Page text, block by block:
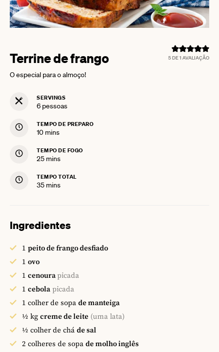
5DE 1 AVALIAÇÃO
Terrine de frango
O especial para o almoço!
SERVINGS
6 pessoas
TEMPO DE PREPARO
10minutes
mins
TEMPO DE FOGO
25minutes
mins
TEMPO TOTAL
35minutes
mins
Ingredientes
1 peito de frango desfiado
1 ovo
1 cenourapicada
1 cebola picada
1 colher de sopa de manteiga
½ kg creme de leite (uma lata)
½ colher de chá de sal
2 colheres de sopa de molho inglês